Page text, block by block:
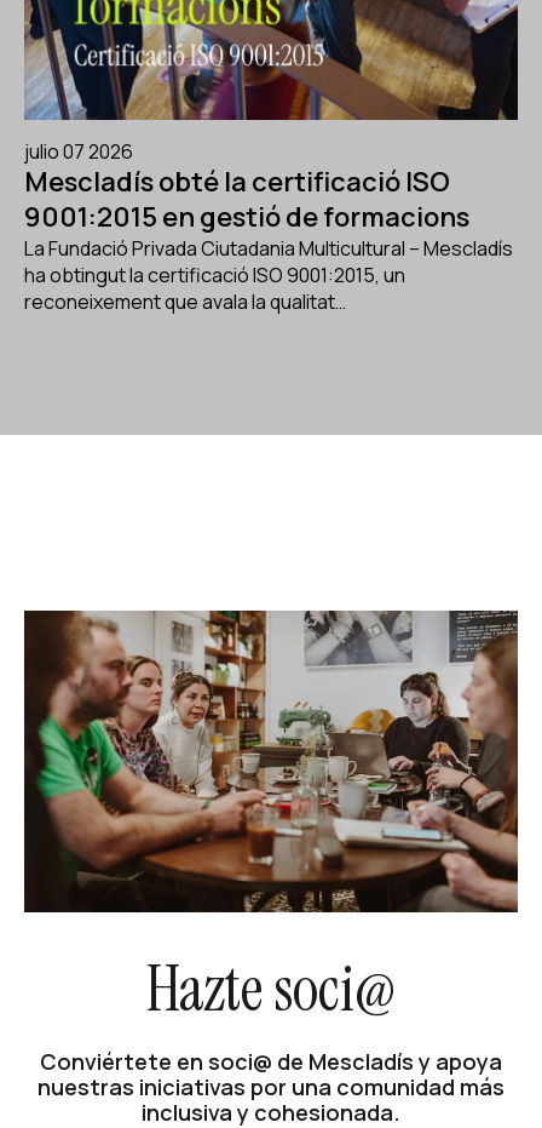
julio 07 2026
Mescladís obté la certificació ISO
9001:2015 en gestió de formacions
La Fundació Privada Ciutadania Multicultural – Mescladís
ha obtingut la certificació ISO 9001:2015, un
reconeixement que avala la qualitat…
Hazte soci@
Conviértete en soci@ de Mescladís y apoya
nuestras iniciativas por una comunidad más
inclusiva y cohesionada.